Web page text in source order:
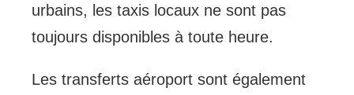
urbains, les taxis locaux ne sont pas
toujours disponibles à toute heure.
Les transferts aéroport sont également